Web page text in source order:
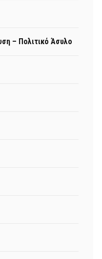
– Πολιτικό Άσυλο